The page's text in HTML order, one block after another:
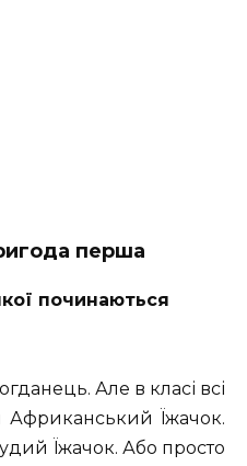
перша
починаються
Але в класі всі
Їжачок.
Їжачок. Або просто